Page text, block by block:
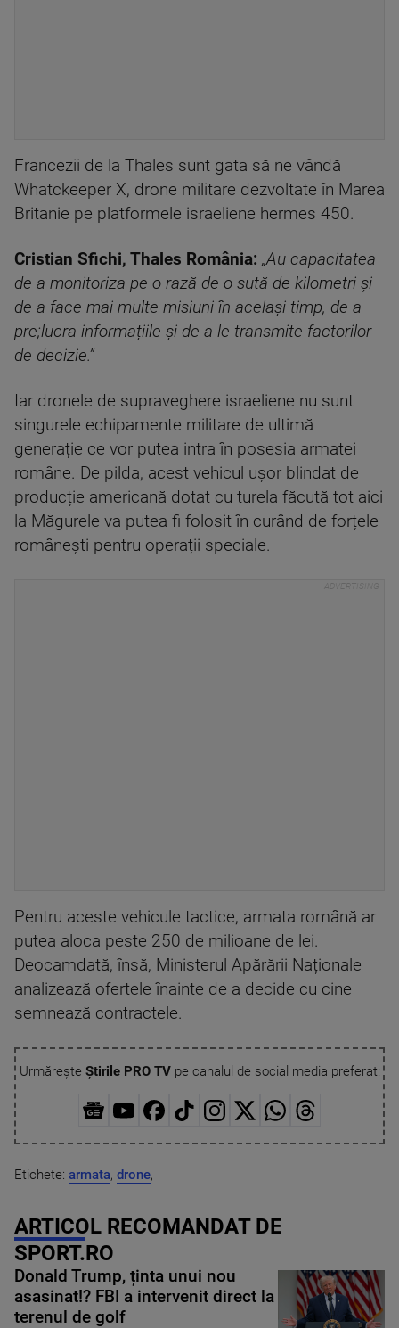
Francezii de la Thales sunt gata să ne vândă
Whatckeeper X, drone militare dezvoltate în Marea
Britanie pe platformele israeliene hermes 450.
Cristian Sfichi, Thales România: „Au capacitatea
de a monitoriza pe o rază de o sută de kilometri și
de a face mai multe misiuni în același timp, de a
pre;lucra informațiile și de a le transmite factorilor
de decizie.”
Iar dronele de supraveghere israeliene nu sunt
singurele echipamente militare de ultimă
generație ce vor putea intra în posesia armatei
române. De pilda, acest vehicul ușor blindat de
producție americană dotat cu turela făcută tot aici
la Măgurele va putea fi folosit în curând de forțele
românești pentru operații speciale.
Pentru aceste vehicule tactice, armata română ar
putea aloca peste 250 de milioane de lei.
Deocamdată, însă, Ministerul Apărării Naționale
analizează ofertele înainte de a decide cu cine
semnează contractele.
Urmărește Știrile PRO TVpe canalul de social media preferat:
Etichete: armata, drone,
ARTICOL RECOMANDAT DE
SPORT.RO
Donald Trump, ținta unui nou
asasinat!? FBI a intervenit direct la
terenul de golf